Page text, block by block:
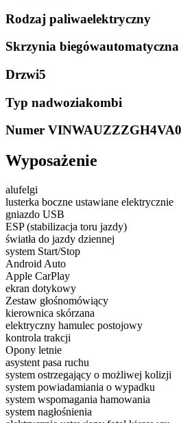
Rodzaj paliwaelektryczny
Skrzynia biegówautomatyczna
Drzwi5
Typ nadwoziakombi
Numer VIN
Wyposażenie
alufelgi
lusterka boczne ustawiane elektrycznie
gniazdo USB
ESP (stabilizacja toru jazdy)
światła do jazdy dziennej
system Start/Stop
Android Auto
Apple CarPlay
ekran dotykowy
Zestaw głośnomówiący
kierownica skórzana
elektryczny hamulec postojowy
kontrola trakcji
Opony letnie
asystent pasa ruchu
system ostrzegający o możliwej kolizji
system powiadamiania o wypadku
system wspomagania hamowania
system nagłośnienia